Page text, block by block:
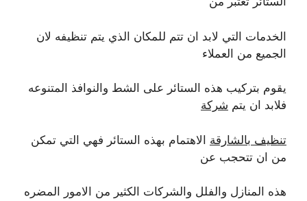
الخدمات التي لابد ان تتم للمكان الذي يتم تنظيفه لان
الجميع من العملاء
يقوم بتركيب هذه الستائر على الشط والنوافذ المتنوعه
فلابد ان يتم شركة
تنظيف بالشارقة الاهتمام بهذه الستائر فهي التي تمكن
من ان تتحجب عن
هذه المنازل والفلل والشركات الكثير من الامور المضره